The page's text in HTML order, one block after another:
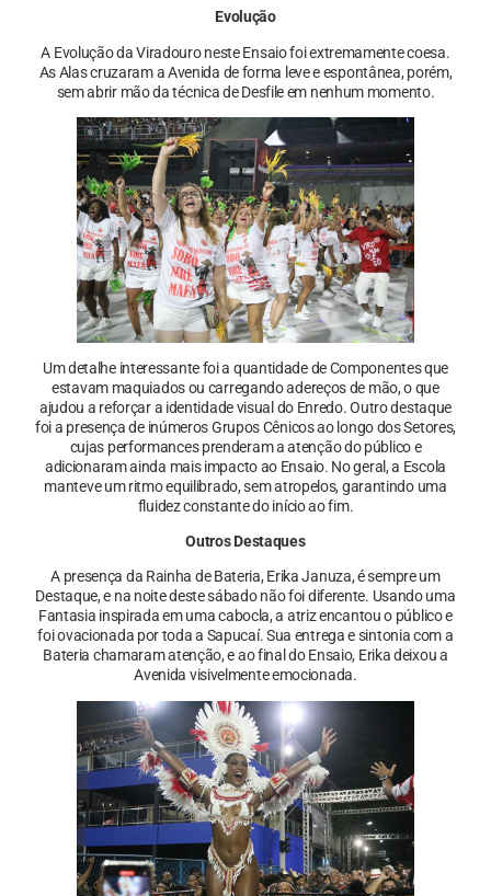
Evolução
A Evolução da Viradouro neste Ensaio foi extremamente coesa.
As Alas cruzaram a Avenida de forma leve e espontânea, porém,
sem abrir mão da técnica de Desfile em nenhum momento.
Um detalhe interessante foi a quantidade de Componentes que
estavam maquiados ou carregando adereços de mão, o que
ajudou a reforçar a identidade visual do Enredo. Outro destaque
foi a presença de inúmeros Grupos Cênicos ao longo dos Setores,
cujas performances prenderam a atenção do público e
adicionaram ainda mais impacto ao Ensaio. No geral, a Escola
manteve um ritmo equilibrado, sem atropelos, garantindo uma
fluidez constante do início ao fim.
Outros Destaques
A presença da Rainha de Bateria, Erika Januza, é sempre um
Destaque, e na noite deste sábado não foi diferente. Usando uma
Fantasia inspirada em uma cabocla, a atriz encantou o público e
foi ovacionada por toda a Sapucaí. Sua entrega e sintonia com a
Bateria chamaram atenção, e ao final do Ensaio, Erika deixou a
Avenida visivelmente emocionada.